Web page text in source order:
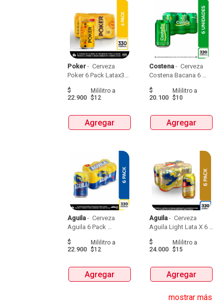
Poker - Cerveza
Poker 6 Pack Latax330
$
22.900
Mililitro a
$12
Agregar
Costena - Cerveza
Costena Bacana 6
$
20.100
Mililitro a
$10
Agregar
Aguila - Cerveza
Aguila 6 Pack
$
22.900
Mililitro a
$12
Agregar
Aguila - Cerveza
Aguila Light Lata X 6
$
24.000
Mililitro a
$15
Agregar
mostrar más